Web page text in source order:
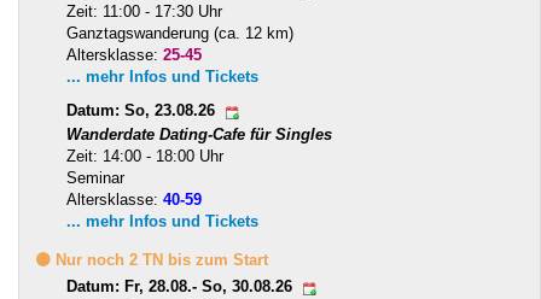
Zeit: 11:00 - 17:30 Uhr
Ganztagswanderung (ca. 12 km)
Altersklasse: 25-45
... mehr Infos und Tickets
Datum: So, 23.08.26
Wanderdate Dating-Cafe für Singles
Zeit: 14:00 - 18:00 Uhr
Seminar
Altersklasse: 40-59
... mehr Infos und Tickets
🟡 Nur noch 2 TN bis zum Start
Datum: Fr, 28.08.- So, 30.08.26